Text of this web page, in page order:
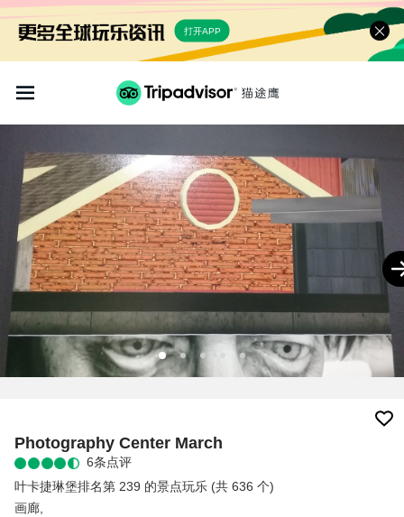
打开APP
Photography Center March
6条点评
叶卡捷琳堡排名第 239 的景点玩乐 (共 636 个)
画廊